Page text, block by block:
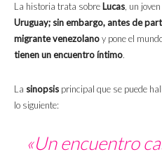
La historia trata sobre Lucas, un
Uruguay; sin embargo, antes de
migrante venezolanoy pone el
tienen un encuentro íntimo.
La sinopsis principal que se puede
lo siguiente:
«Un encuentro